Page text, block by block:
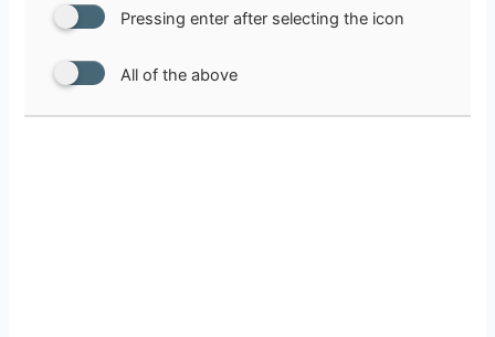
Pressing enter after selecting the icon
All of the above